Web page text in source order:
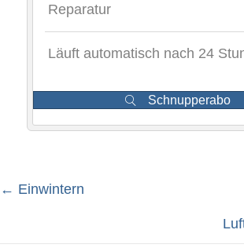
Reparatur
Läuft automatisch nach 24
Schnupperabo
Posts
← Einwintern